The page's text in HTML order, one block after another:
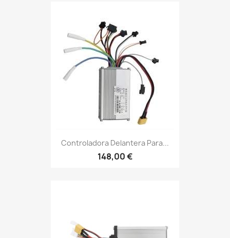
Controladora Delantera Para...
148,00 €